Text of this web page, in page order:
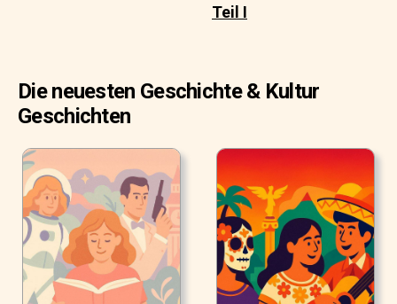
Teil I
Die neuesten Geschichte & Kultur
Geschichten